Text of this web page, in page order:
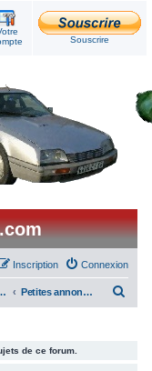
Souscrire
Connexion
Inscription
quotidien Petites annonces
de ce forum.